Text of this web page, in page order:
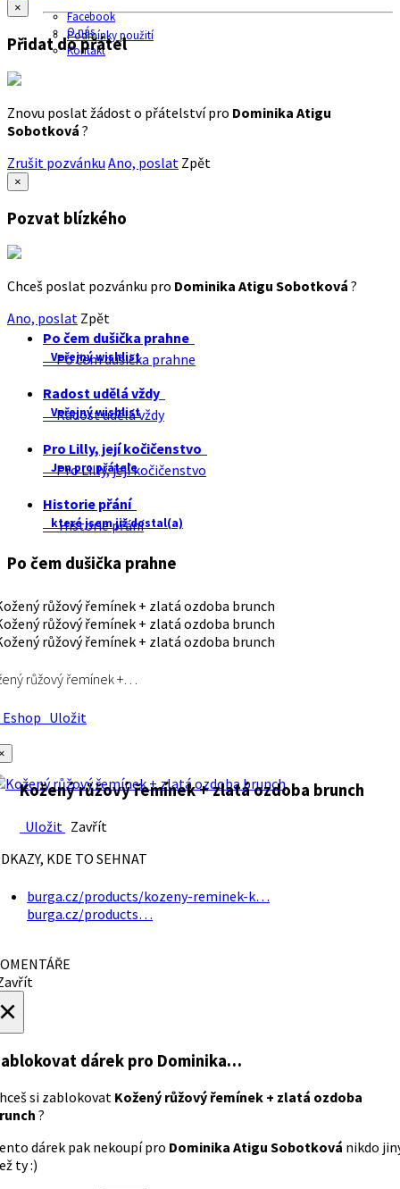
Facebook
O nás
Podmínky použití
Kontakt
×
Přidat do přátel
Znovu poslat žádost o přátelství pro Dominika Atigu
Sobotková ?
Zrušit pozvánku Ano, poslat Zpět
×
Pozvat blízkého
Chceš poslat pozvánku pro Dominika Atigu Sobotková ?
Ano, poslat Zpět
Po čem dušička prahne
Veřejný wishlist
Po čem dušička prahne
Radost udělá vždy
Veřejný wishlist
Radost udělá vždy
Pro Lilly, její kočičenstvo
Jen pro přátele
Pro Lilly, její kočičenstvo
Historie přání
které jsem již dostal(a)
Historie přání
Po čem dušička prahne
růžový řemínek +…
Uložit
Kožený růžový řemínek + zlatá ozdoba brunch
Uložit Zavřít
KDE TO SEHNAT
burga.cz/products/kozeny-reminek-k…
burga.cz/products…
dárek pro Dominika…
si zablokovat Kožený růžový řemínek + zlatá ozdoba
?
dárek pak nekoupí pro Dominika Atigu Sobotková nikdo
ty :)